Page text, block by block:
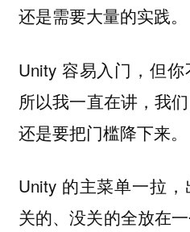
还是需要大量的实践。
Unity 容易入门，但你
所以我一直在讲，我
还是要把门槛降下来。
Unity 的主菜单一拉
关的、没关的全放在